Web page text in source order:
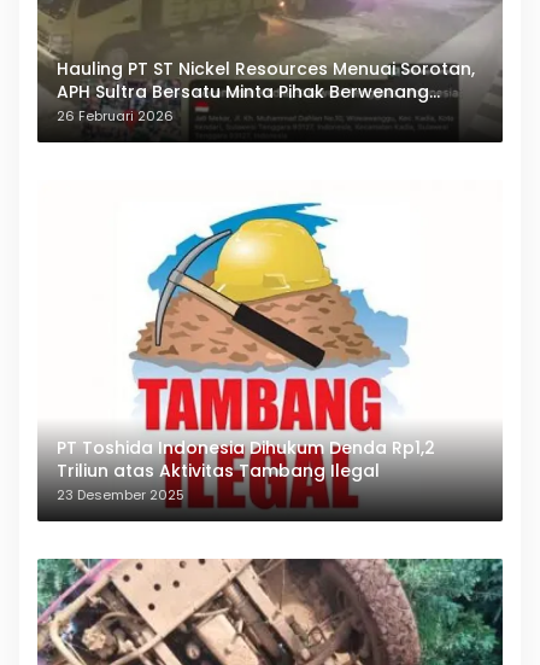
Hauling PT ST Nickel Resources Menuai Sorotan,
APH Sultra Bersatu Minta Pihak Berwenang
Bertindak
26 Februari 2026
PT Toshida Indonesia Dihukum Denda Rp1,2
Triliun atas Aktivitas Tambang Ilegal
23 Desember 2025